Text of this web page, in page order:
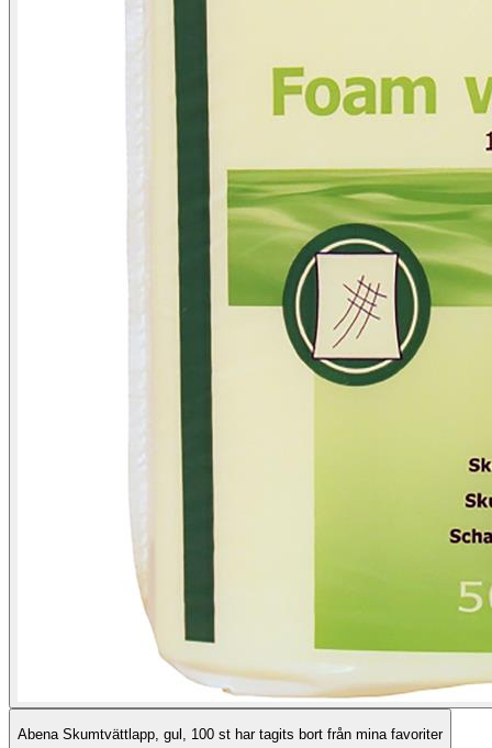
Abena Skumtvättlapp, gul, 100 st har tagits bort från mina favoriter